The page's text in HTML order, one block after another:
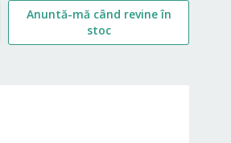
Anuntă-mă când revine în
stoc